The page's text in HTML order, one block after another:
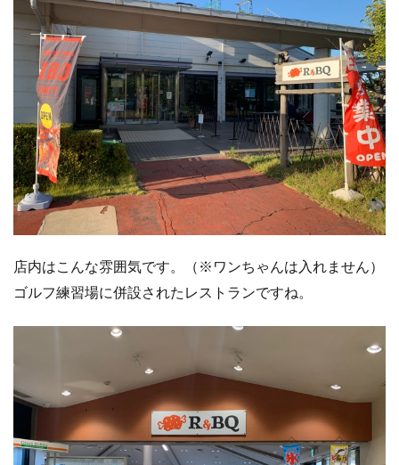
店内はこんな雰囲気です。（※ワンちゃんは入れません）
ゴルフ練習場に併設されたレストランですね。